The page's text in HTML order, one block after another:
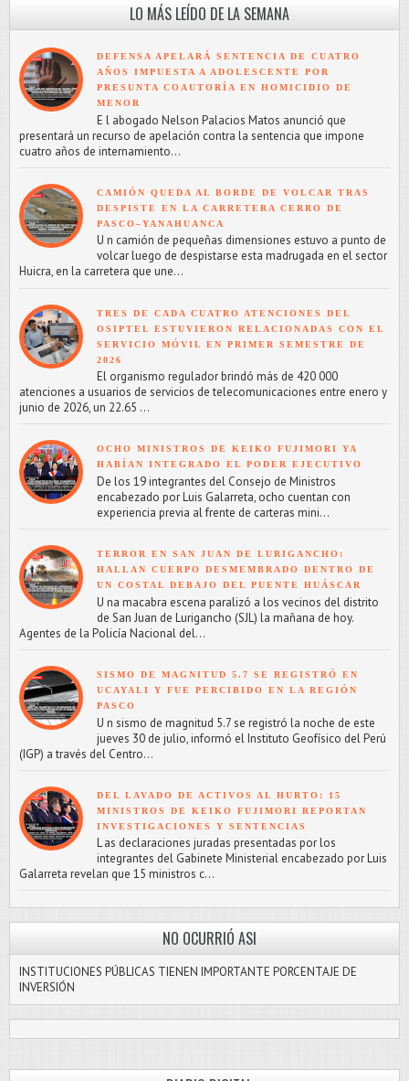
LO MÁS LEÍDO DE LA SEMANA
DEFENSA APELARÁ SENTENCIA DE CUATRO
AÑOS IMPUESTA A ADOLESCENTE POR
PRESUNTA COAUTORÍA EN HOMICIDIO DE
MENOR
E l abogado Nelson Palacios Matos anunció que
presentará un recurso de apelación contra la sentencia que impone
cuatro años de internamiento...
CAMIÓN QUEDA AL BORDE DE VOLCAR TRAS
DESPISTE EN LA CARRETERA CERRO DE
PASCO–YANAHUANCA
U n camión de pequeñas dimensiones estuvo a punto de
volcar luego de despistarse esta madrugada en el sector
Huicra, en la carretera que une...
TRES DE CADA CUATRO ATENCIONES DEL
OSIPTEL ESTUVIERON RELACIONADAS CON EL
SERVICIO MÓVIL EN PRIMER SEMESTRE DE
2026
El organismo regulador brindó más de 420 000
atenciones a usuarios de servicios de telecomunicaciones entre enero y
junio de 2026, un 22.65 ...
OCHO MINISTROS DE KEIKO FUJIMORI YA
HABÍAN INTEGRADO EL PODER EJECUTIVO
De los 19 integrantes del Consejo de Ministros
encabezado por Luis Galarreta, ocho cuentan con
experiencia previa al frente de carteras mini...
TERROR EN SAN JUAN DE LURIGANCHO:
HALLAN CUERPO DESMEMBRADO DENTRO DE
UN COSTAL DEBAJO DEL PUENTE HUÁSCAR
U na macabra escena paralizó a los vecinos del distrito
de San Juan de Lurigancho (SJL) la mañana de hoy.
Agentes de la Policía Nacional del...
SISMO DE MAGNITUD 5.7 SE REGISTRÓ EN
UCAYALI Y FUE PERCIBIDO EN LA REGIÓN
PASCO
U n sismo de magnitud 5.7 se registró la noche de este
jueves 30 de julio, informó el Instituto Geofísico del Perú
(IGP) a través del Centro...
DEL LAVADO DE ACTIVOS AL HURTO: 15
MINISTROS DE KEIKO FUJIMORI REPORTAN
INVESTIGACIONES Y SENTENCIAS
L as declaraciones juradas presentadas por los
integrantes del Gabinete Ministerial encabezado por Luis
Galarreta revelan que 15 ministros c...
NO OCURRIÓ ASI
INSTITUCIONES PÚBLICAS TIENEN IMPORTANTE PORCENTAJE DE
INVERSIÓN